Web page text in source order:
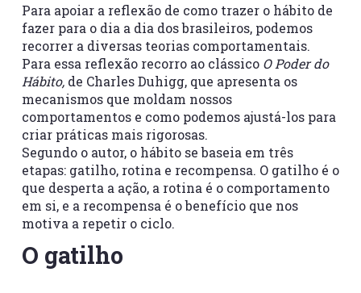
Para apoiar a reflexão de como trazer o hábito de
fazer para o dia a dia dos brasileiros, podemos
recorrer a diversas teorias comportamentais.
Para essa reflexão recorro ao clássico O Poder do
Hábito,de Charles Duhigg, que apresenta os
mecanismos que moldam nossos
comportamentos e como podemos ajustá-los para
criar práticas mais rigorosas.
Segundo o autor, o hábito se baseia em três
etapas: gatilho, rotina e recompensa. O gatilho é o
que desperta a ação, a rotina é o comportamento
em si, e a recompensa é o benefício que nos
motiva a repetir o ciclo.
O gatilho